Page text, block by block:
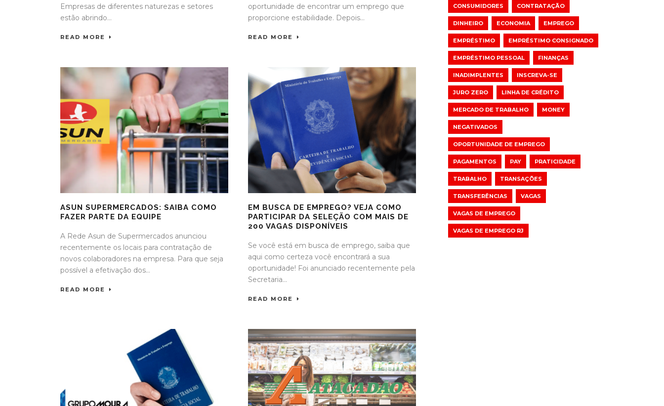
Empresas de diferentes naturezas e setores
estão abrindo...
READ MORE
oportunidade de encontrar um emprego que
proporcione estabilidade. Depois...
READ MORE
ASUN SUPERMERCADOS: SAIBA COMO
FAZER PARTE DA EQUIPE
A Rede Asun de Supermercados anunciou
recentemente os locais para contratação de
novos colaboradores na empresa. Para que seja
possível a efetivação dos...
READ MORE
EM BUSCA DE EMPREGO? VEJA COMO
PARTICIPAR DA SELEÇÃO COM MAIS DE
200 VAGAS DISPONÍVEIS
Se você está em busca de emprego, saiba que
aqui como certeza você encontrará a sua
oportunidade! Foi anunciado recentemente pela
Secretaria...
READ MORE
CONSUMIDORES CONTRATAÇÃO
DINHEIRO ECONOMIA EMPREGO
EMPRÉSTIMO EMPRÉSTIMO CONSIGNADO
EMPRÉSTIMO PESSOAL FINANÇAS
INADIMPLENTES INSCREVA-SE
JURO ZERO LINHA DE CRÉDITO
MERCADO DE TRABALHO MONEY
NEGATIVADOS
OPORTUNIDADE DE EMPREGO
PAGAMENTOS PAY PRATICIDADE
TRABALHO TRANSAÇÕES
TRANSFERÊNCIAS VAGAS
VAGAS DE EMPREGO
VAGAS DE EMPREGO RJ